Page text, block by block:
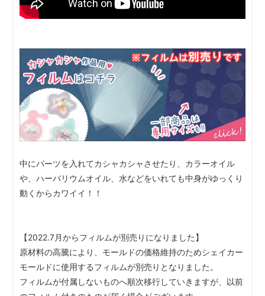
中にパーツを入れてカシャカシャさせたり、カラーオイル
や、ハーバリウムオイル、水などをいれても中身がゆっくり
動くからカワイイ！！
【2022.7月からフィルムが別売りになりました】
原材料の高騰により、モールドの価格維持のためシェイカー
モールドに使用するフィルムが別売りとなりました。
フィルムが付属しないものへ順次移行していきますが、以前